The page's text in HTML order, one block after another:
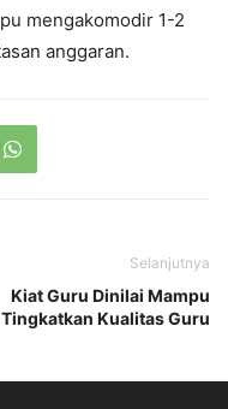
mengakomodir 1-2
anggaran.
Selanjutnya
Kiat Guru Dinilai Mampu
Tingkatkan Kualitas Guru